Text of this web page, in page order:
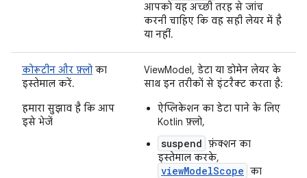
आपको यह अच्छी तरह से जांच
करनी चाहिए कि वह सही लेयर में है
या नहीं.
कोरूटीन और फ़्लो का
इस्तेमाल करें.
हमारा सुझाव है कि आप
इसे भेजें
ViewModel, डेटा या डोमेन लेयर के
साथ इन तरीकों से इंटरैक्ट करता है:
ऐप्लिकेशन का डेटा पाने के लिए
Kotlin फ़्लो,
suspend फ़ंक्शन का
इस्तेमाल करके,
viewModelScope का